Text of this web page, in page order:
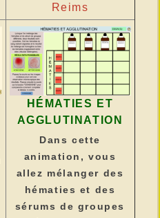
Reims
HÉMATIES ET
AGGLUTINATION
Dans cette
animation, vous
allez mélanger des
hématies et des
sérums de groupes